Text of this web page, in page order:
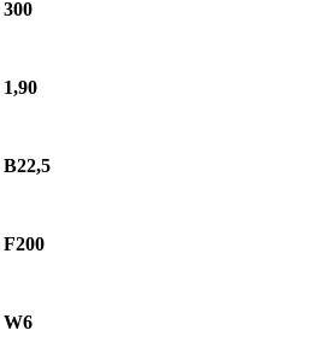
300
1,90
В22,5
F200
W6